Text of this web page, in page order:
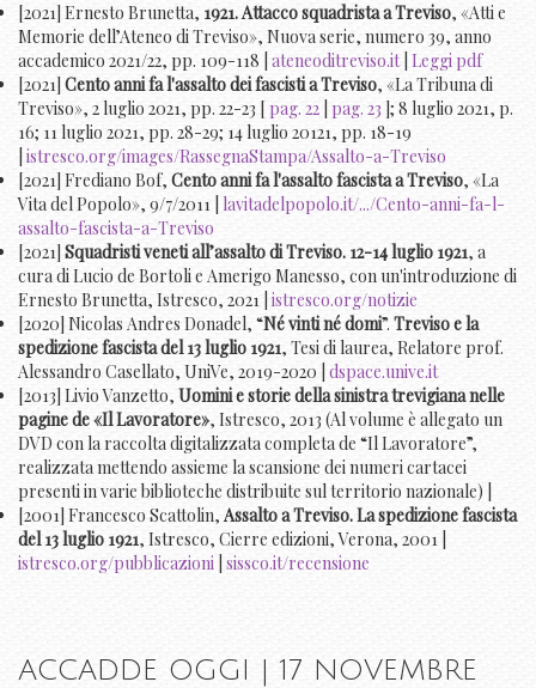
[2021] Ernesto Brunetta, 1921. Attacco squadrista a Treviso, «Atti e
Memorie dell’Ateneo di Treviso», Nuova serie, numero 39, anno
accademico 2021/22, pp. 109-118 | ateneoditreviso.it| Leggi pdf
[2021] Cento anni fa l'assalto dei fascisti a Treviso, «La Tribuna di
Treviso», 2 luglio 2021, pp. 22-23 [pag. 22 pag. 23 ]; 8 luglio 2021, p.
16; 11 luglio 2021, pp. 28-29; 14 luglio 20121, pp. 18-19
istresco.org/images/RassegnaStampa/Assalto-a-Treviso
[2021] Frediano Bof, Cento anni fa l'assalto fascista a Treviso, «La
Vita del Popolo», 9/7/2011 | lavitadelpopolo.it/.../Cento-anni-fa-l-
assalto-fascista-a-Treviso
[2021] Squadristi veneti all’assalto di Treviso. 12-14 luglio 1921, a
cura di Lucio de Bortoli e Amerigo Manesso, con un'introduzione di
Ernesto Brunetta, Istresco, 2021 | istresco.org/notizie
[2020] Nicolas Andres Donadel, “Né vinti né domi”. Treviso e la
spedizione fascista del 13 luglio 1921, Tesi di laurea, Relatore prof.
Alessandro Casellato, UniVe, 2019-2020 | dspace.unive.it
[2013] Livio Vanzetto, Uomini e storie della sinistra trevigiana nelle
pagine de «Il Lavoratore», Istresco, 2013 (Al volume è allegato un
DVD con la raccolta digitalizzata completa de “Il Lavoratore”,
realizzata mettendo assieme la scansione dei numeri cartacei
presenti in varie biblioteche distribuite sul territorio nazionale) |
[2001] Francesco Scattolin, Assalto a Treviso. La spedizione fascista
del 13 luglio 1921, Istresco, Cierre edizioni, Verona, 2001 |
istresco.org/pubblicazioni sissco.it/recensione
ACCADDE OGGI | 17 NOVEMBRE